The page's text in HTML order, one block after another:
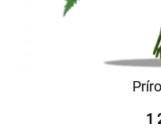
1